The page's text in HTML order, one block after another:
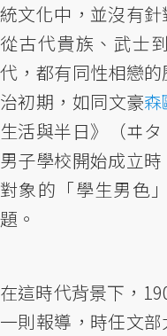
統文化中，並沒有
從古代貴族、武士
代，都有同性相戀
治初期，如同文豪森
生活與半日》（ヰ
男子學校開始成立
對象的「學生男色
題。
在這時代背景下，
一則報導，時任文